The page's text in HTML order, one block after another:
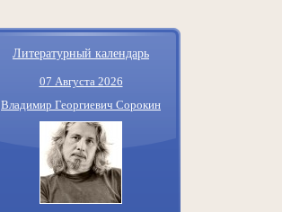
Литературный календарь
07 Августа 2026
Владимир Георгиевич Сорокин